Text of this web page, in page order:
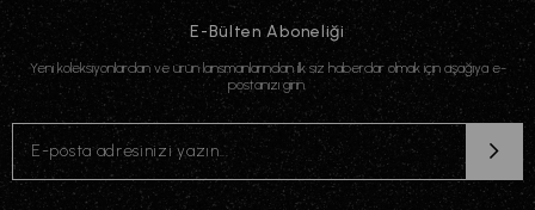
E-Bülten Aboneliği
Yeni koleksiyonlardan ve ürün lansmanlarından ilk siz haberdar olmak için aşağıya e-
postanızı girin.